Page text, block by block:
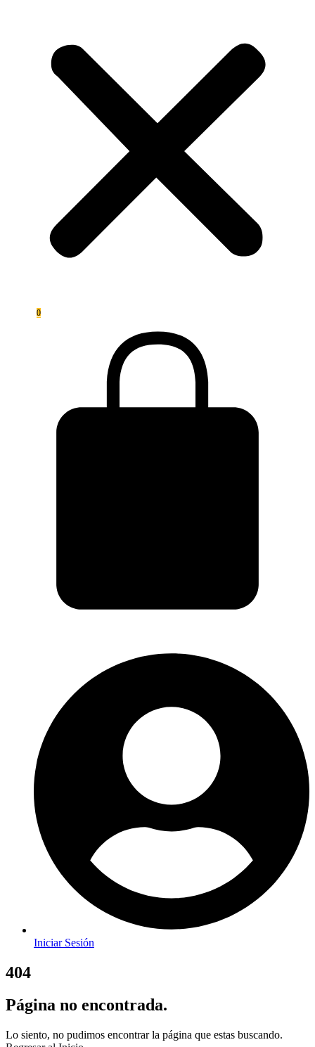
0
Iniciar Sesión
404
Página no encontrada.
Lo siento, no pudimos encontrar la página que estas buscando.